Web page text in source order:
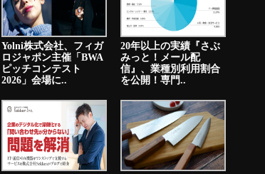
Yolni株式会社、フィガ
ロジャポン主催「BWA
ピッチコンテスト
2026」会場に..
20年以上の実績『さぶ
みっと！メール配
信』、業種別利用割合
を公開！専門..